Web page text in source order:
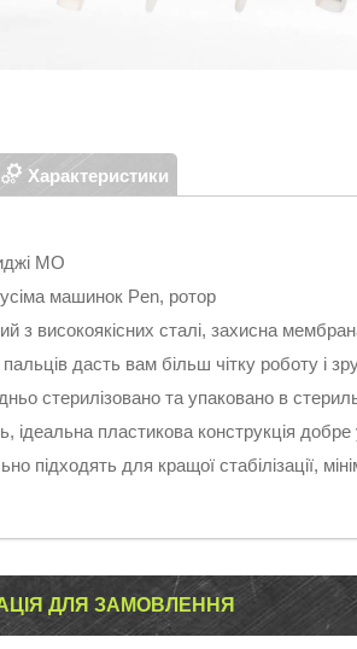
Характеристики
MO
машинок Pen, ротор
з високоякісних сталі, захисна
дасть вам більш чітку роботу і
стерилізовано та упаковано в
ідеальна пластикова конструкція
підходять для кращої стабілізації,
ДЛЯ ЗАМОВЛЕННЯ